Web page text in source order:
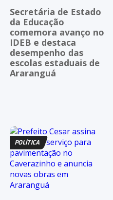
Secretária de Estado
da Educação
comemora avanço no
IDEB e destaca
desempenho das
escolas estaduais de
Araranguá
POLÍTICA